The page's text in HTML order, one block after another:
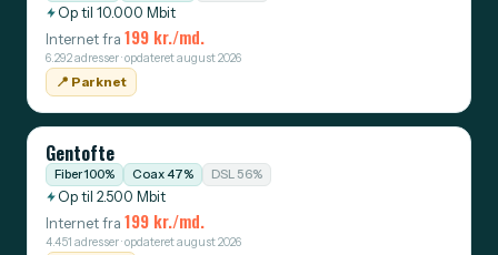
Op til 10.000 Mbit
Internet fra 199 kr./md.
6.292 adresser · opdateret august 2026
📍️ Parknet
Gentofte
Fiber 100% Coax 47% DSL 56%
Op til 2.500 Mbit
Internet fra 199 kr./md.
4.451 adresser · opdateret august 2026